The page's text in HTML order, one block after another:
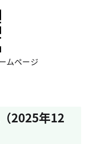
ムページ
2025年12